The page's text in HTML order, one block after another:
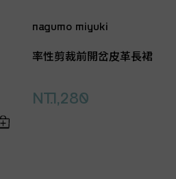
nagumo miyuki
率性剪裁前開岔皮革長裙
NT.1,280